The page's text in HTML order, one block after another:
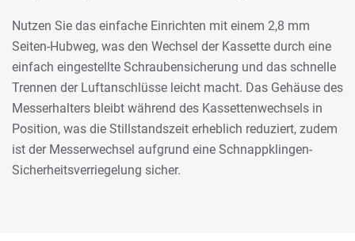
Nutzen Sie das einfache Einrichten mit einem 2,8 mm
Seiten-Hubweg, was den Wechsel der Kassette durch eine
einfach eingestellte Schraubensicherung und das schnelle
Trennen der Luftanschlüsse leicht macht. Das Gehäuse des
Messerhalters bleibt während des Kassettenwechsels in
Position, was die Stillstandszeit erheblich reduziert, zudem
ist der Messerwechsel aufgrund eine Schnappklingen-
Sicherheitsverriegelung sicher.